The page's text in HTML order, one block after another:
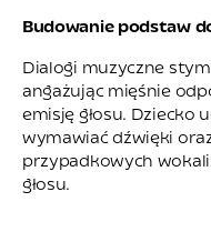
Budowanie podstaw
Dialogi muzyczne
angażując mięśnie
emisję głosu. Dziecko
wymawiać dźwięki
przypadkowych
głosu.